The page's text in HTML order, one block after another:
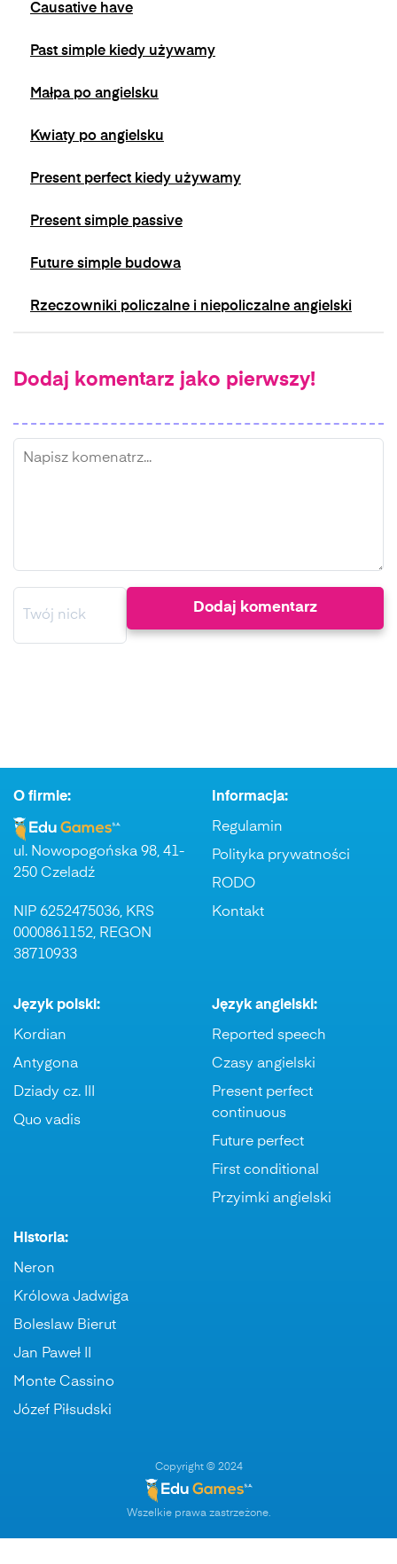
Causative have
Past simple kiedy używamy
Małpa po angielsku
Kwiaty po angielsku
Present perfect kiedy używamy
Present simple passive
Future simple budowa
Rzeczowniki policzalne i niepoliczalne angielski
Dodaj komentarz jako pierwszy!
O firmie:
ul. Nowopogońska 98, 41-
250 Czeladź
NIP 6252475036, KRS
0000861152, REGON
38710933
Informacja:
Regulamin
Polityka prywatności
RODO
Kontakt
Język polski:
Kordian
Antygona
Dziady cz. III
Quo vadis
Język angielski:
Reported speech
Czasy angielski
Present perfect
continuous
Future perfect
First conditional
Przyimki angielski
Historia:
Neron
Królowa Jadwiga
Boleslaw Bierut
Jan Paweł II
Monte Cassino
Józef Piłsudski
Copyright © 2024
Wszelkie prawa zastrzeżone.